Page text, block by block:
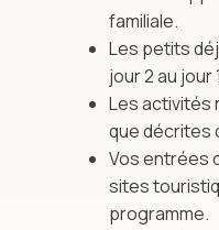
familiale.
Les petits
jour 2 au jour
Les activités
que décrites
Vos entrées
sites
programme.